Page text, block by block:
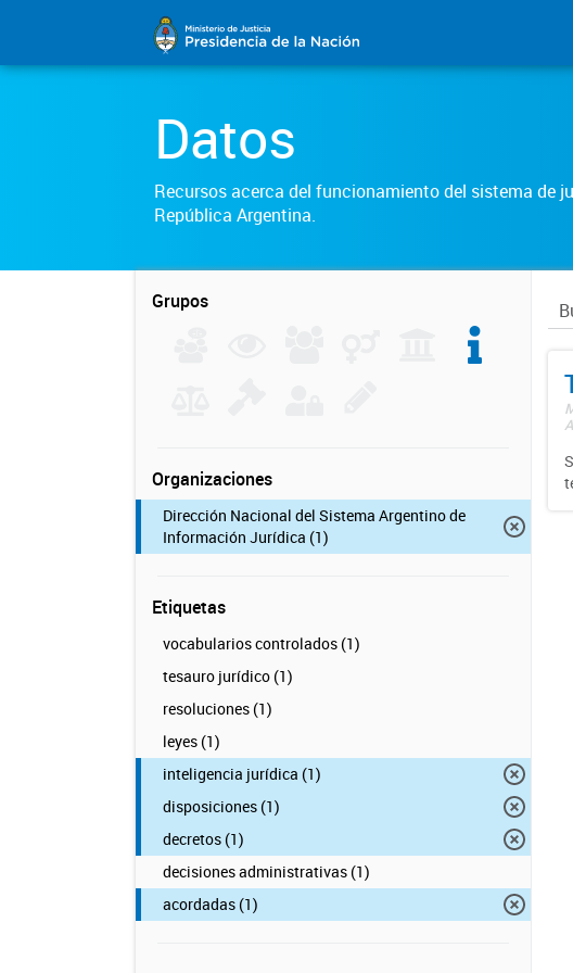
Datos
Recursos acerca del funcionamiento del sistema de
República Argentina.
Grupos
Organizaciones
Dirección Nacional del Sistema Argentino de
Información Jurídica (1)
Etiquetas
vocabularios controlados (1)
tesauro jurídico (1)
resoluciones (1)
leyes (1)
inteligencia jurídica (1)
disposiciones (1)
decretos (1)
decisiones administrativas (1)
acordadas (1)